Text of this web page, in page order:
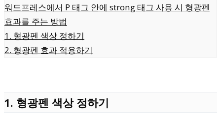
워드프레스에서 P 태그 안에 strong 태그 사용 시 형광펜
효과를 주는 방법
1. 형광펜 색상 정하기
2. 형광펜 효과 적용하기
1. 형광펜 색상 정하기